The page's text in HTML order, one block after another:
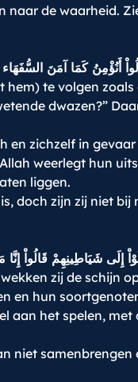
de waarheid.
أَنُؤْمِنُ كَمَا آمَنَ
te volgen
dwazen?”
en zichzelf in
weerlegt hun
liggen.
doch zijn zij niet bij
إِلَى شَيَاطِينِهِمْ قَالُواْ
zij de schijn
en hun
aan het spelen,
niet samenbrengen